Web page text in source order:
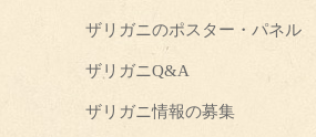
ザリガニのポスター・パネル
ザリガニQ&A
ザリガニ情報の募集